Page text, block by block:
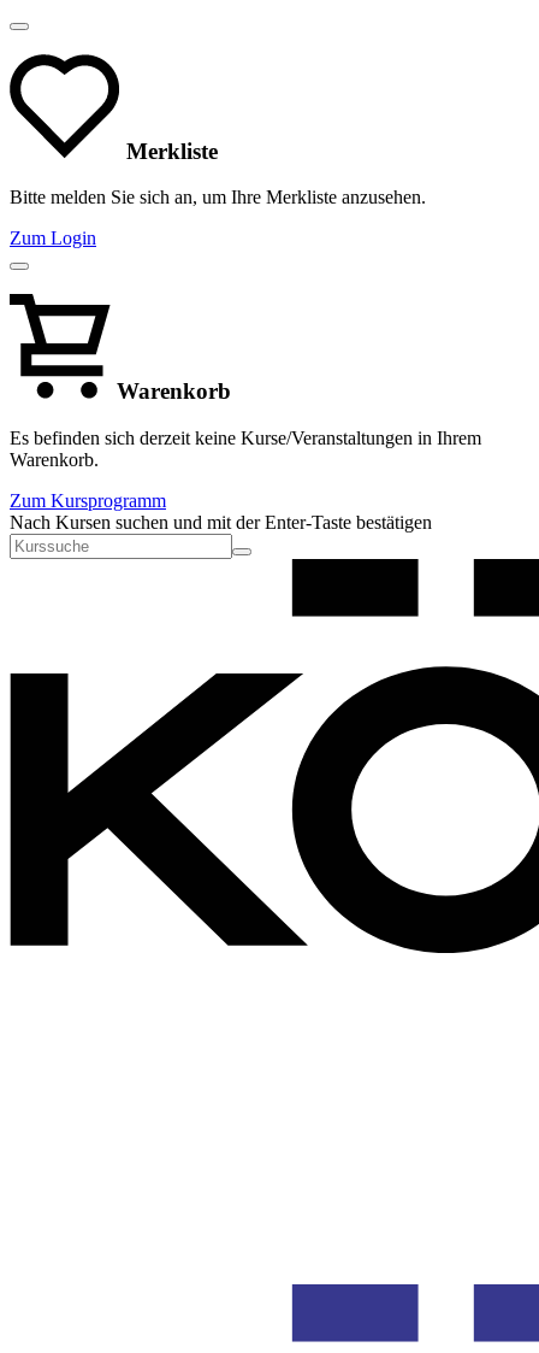
Merkliste
Bitte melden Sie sich an, um Ihre Merkliste anzusehen.
Zum Login
Warenkorb
Es befinden sich derzeit keine Kurse/Veranstaltungen in Ihrem
Warenkorb.
Zum Kursprogramm
Nach Kursen suchen und mit der Enter-Taste bestätigen